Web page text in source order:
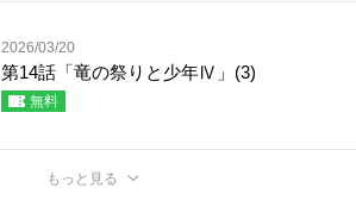
2026/03/20
第14話「竜の祭りと少年Ⅳ」(3)
無料
もっと見る